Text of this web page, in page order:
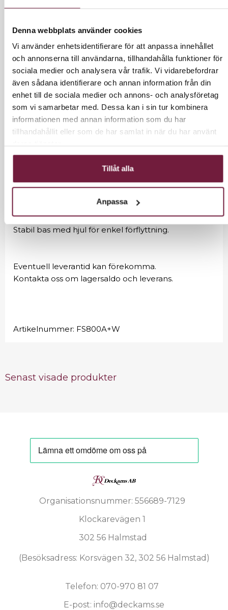
Denna webbplats använder cookies
Vi använder enhetsidentifierare för att anpassa innehållet
och annonserna till användarna, tillhandahålla funktioner för
sociala medier och analysera vår trafik. Vi vidarebefordrar
även sådana identifierare och annan information från din
enhet till de sociala medier och annons- och analysföretag
som vi samarbetar med. Dessa kan i sin tur kombinera
informationen med annan information som du har
tillhandahållit eller som de har samlat in när du har använt
Tillåt alla
Anpassa
LÄGG I VARUKORG
INFORMATION
Ansiktsångare - facial steamer.
Ansiktsångare / ångkokare för ansiktsrengöring,
Utrustad med roterbart munstycke 270°.
Stabil bas med hjul för enkel förflyttning.
Eventuell leverantid kan förekomma.
Kontakta oss om lagersaldo och leverans.
Artikelnummer: FS800A+W
Senast visade produkter
Organisationsnummer: 556689-7129
Klockarevägen 1
302 56 Halmstad
(Besöksadress: Korsvägen 32, 302 56 Halmstad)
Telefon: 070-970 81 07
E-post: info@deckams.se